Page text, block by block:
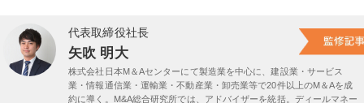
代表取締役社長
矢吹 明大
株式会社日本M＆Aセンターにて製造業を中心に、建設業・サービス
業・情報通信業・運輸業・不動産業・卸売業等で20件以上のM＆Aを成
約に導く。M&A総合研究所では、アドバイザーを統括。ディールマネー